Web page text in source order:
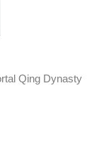
Qing Dynasty